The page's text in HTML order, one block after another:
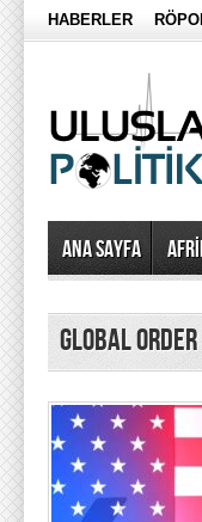
HABERLER
Ana Sayfa
global order